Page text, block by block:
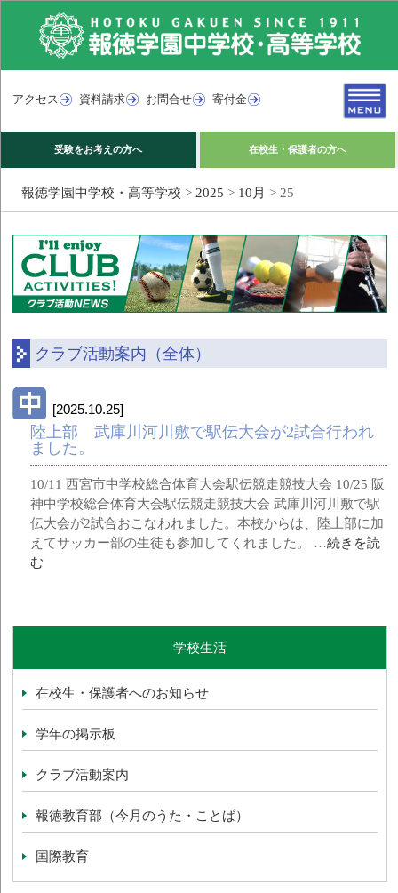
アクセス 資料請求 お問合せ 寄付金
受験をお考えの方へ 在校生・保護者の方へ
報徳学園中学校・高等学校 > 2025 > 10月 > 25
クラブ活動案内（全体）
[2025.10.25]
陸上部 武庫川河川敷で駅伝大会が2試合行われ
ました。
10/11 西宮市中学校総合体育大会駅伝競走競技大会 10/25 阪
神中学校総合体育大会駅伝競走競技大会 武庫川河川敷で駅
伝大会が2試合おこなわれました。本校からは、陸上部に加
えてサッカー部の生徒も参加してくれました。 …続きを読
む
学校生活
在校生・保護者へのお知らせ
学年の掲示板
クラブ活動案内
報徳教育部（今月のうた・ことば）
国際教育